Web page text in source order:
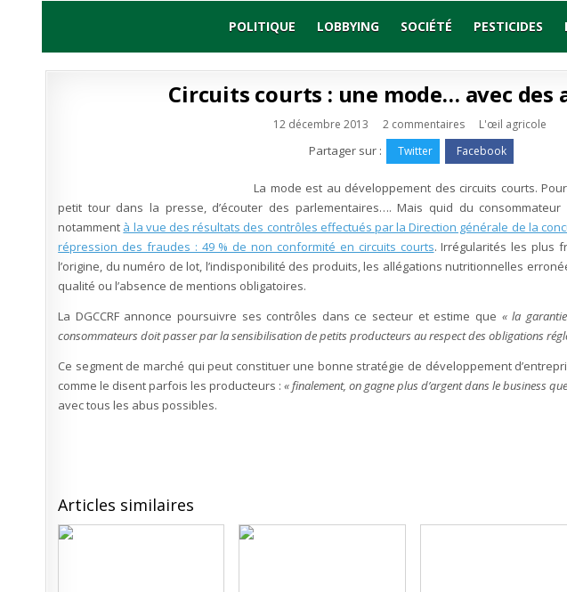
POLITIQUE LOBBYING SOCIÉTÉ PESTICIDES
Circuits courts : une mode… avec des
12 décembre 2013 2 commentairessur
courts
:
une
avec
arnaques
Publié
L'œil agricole
Partager sur : Twitter Facebook
La mode est au développement des circuits courts.
petit tour dans la presse, d’écouter des parlementaires…. Mais quid du
notamment à la vue des résultats des contrôles effectués par la Direction générale de la
répression des fraudes : 49 % de non conformité en circuits courts. Irrégularités les plus
l’origine, du numéro de lot, l’indisponibilité des produits, les allégations nutritionnelles
qualité ou l’absence de mentions obligatoires.
La DGCCRF annonce poursuivre ses contrôles dans ce secteur et estime que « la
consommateurs doit passer par la sensibilisation de petits producteurs au respect des obligations
Ce segment de marché qui peut constituer une bonne stratégie de développement
comme le disent parfois les producteurs :« finalement, on gagne plus d’argent dans le business
avec tous les abus possibles.
Articles similaires